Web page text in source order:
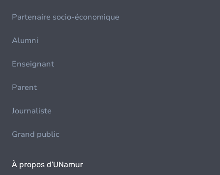
Partenaire socio-économique
Alumni
Enseignant
Parent
Journaliste
Grand public
À propos d'UNamur